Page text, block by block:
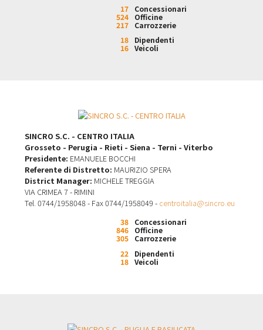
17
Concessionari
524
Officine
217
Carrozzerie
18
Dipendenti
16 Veicoli
SINCRO S.C. - CENTRO ITALIA
Grosseto - Perugia - Rieti - Siena - Terni - Viterbo
Presidente: EMANUELE BOCCHI
Referente di Distretto: MAURIZIO SPERA
District Manager: MICHELE TREGGIA
VIA CRIMEA 7 - RIMINI
Tel. 0744/1958048 - Fax 0744/1958049 - centroitalia@sincro.eu
38
Concessionari
846
Officine
305
Carrozzerie
22
Dipendenti
18 Veicoli